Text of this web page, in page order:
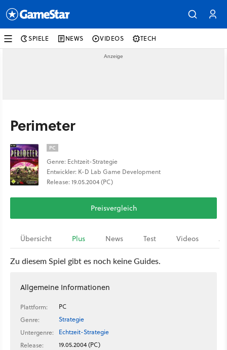
SPIELE NEWS VIDEOS TECH
Perimeter
PC
Genre: Echtzeit-Strategie
Entwickler: K-D Lab Game Development
Release: 19.05.2004 (PC)
Preisvergleich
Übersicht Plus News Test Videos
Zu diesem Spiel gibt es noch keine Guides.
Allgemeine Informationen
Plattform:
PC
Genre:
Strategie
Untergenre:
Echtzeit-Strategie
Release:
19.05.2004 (PC)